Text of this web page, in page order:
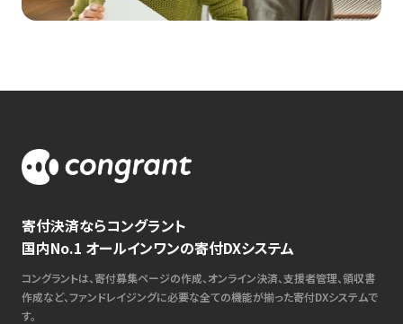
寄付決済ならコングラント
国内No.1 オールインワンの寄付DXシステム
コングラントは、寄付募集ページの作成、オンライン決済、支援者管理、領収書
作成など、ファンドレイジングに必要な全ての機能が揃った寄付DXシステムで
す。